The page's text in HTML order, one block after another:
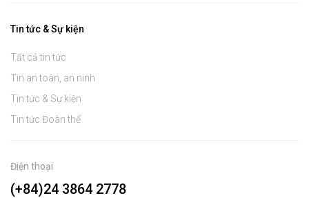
Tin tức & Sự kiện
Tất cả tin tức
Tin an toàn, an ninh
Tin tức & Sự kiện
Tin tức Đoàn thể
Điện thoại
(+84)24 3864 2778